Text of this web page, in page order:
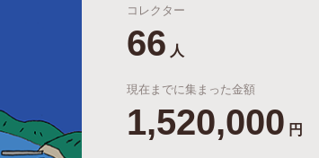
最新進捗報告から探す
いプロジェクト
コレクター
66 人
現在までに集まった金額
1,520,000 円